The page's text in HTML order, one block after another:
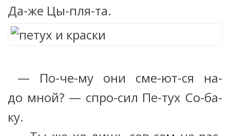
Да-же Цы-пля-та.
— По-че-му они сме-ют-ся на-
до мной? — спро-сил Пе-тух Со-ба-
ку.